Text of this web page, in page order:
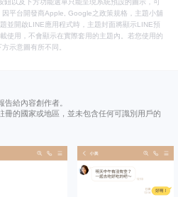
以及下方功能選單只能呈現系統預設的圖示，可
平台開發商Apple, Google之政策規格，主題小舖
並開啟LINE應用程式時，主題封面將顯示LINE預
使用，不會顯示在實際套用的主題內。若您使用的
示意圖有所不同。
給內容創作者。
冊的國家或地區，並未包含任何可識別用戶的